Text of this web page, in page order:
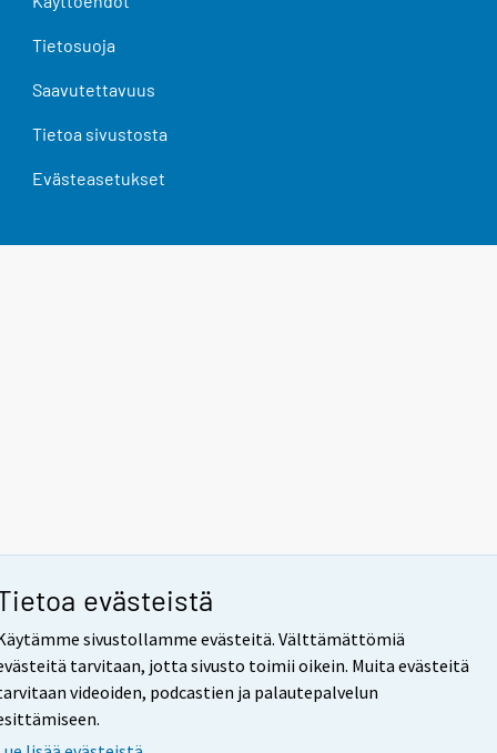
evästeistä
sivustollamme evästeitä. Välttämättömiä
tarvitaan, jotta sivusto toimii oikein. Muita evästeitä
videoiden, podcastien ja palautepalvelun
Tietosuoja
Saavutettavuus
Tietoa sivustosta
Evästeasetukset